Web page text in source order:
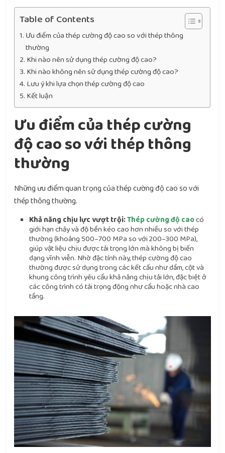
Table of Contents
Ưu điểm của thép cường độ cao so với thép thông
thường
Khi nào nên sử dụng thép cường độ cao?
Khi nào không nên sử dụng thép cường độ cao?
Lưu ý khi lựa chọn thép cường độ cao
Kết luận
Ưu điểm của thép cường
độ cao so với thép thông
thường
Những ưu điểm quan trọng của thép cường độ cao so với
thép thông thường.
Khả năng chịu lực vượt trội:Thép cường độ caocó
giới hạn chảy và độ bền kéo cao hơn nhiều so với thép
thường (khoảng 500–700 MPa so với 200–300 MPa),
giúp vật liệu chịu được tải trọng lớn mà không bị biến
dạng vĩnh viễn. Nhờ đặc tính này, thép cường độ cao
thường được sử dụng trong các kết cấu như dầm, cột và
khung công trình yêu cầu khả năng chịu tải lớn, đặc biệt ở
các công trình có tải trọng động như cầu hoặc nhà cao
tầng.